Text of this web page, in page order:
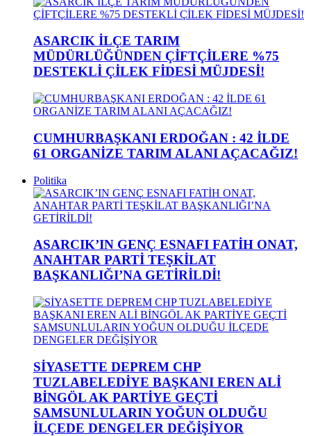
ASARCIK İLÇE TARIM
MÜDÜRLÜĞÜNDEN ÇİFTÇİLERE %75
DESTEKLİ ÇİLEK FİDESİ MÜJDESİ!
CUMHURBAŞKANI ERDOĞAN : 42 İLDE
61 ORGANİZE TARIM ALANI AÇACAĞIZ!
Politika
ASARCIK’IN GENÇ ESNAFI FATİH ONAT,
ANAHTAR PARTİ TEŞKİLAT
BAŞKANLIĞI’NA GETİRİLDİ!
SİYASETTE DEPREM CHP
TUZLABELEDİYE BAŞKANI EREN ALİ
BİNGÖL AK PARTİYE GEÇTİ
SAMSUNLULARIN YOĞUN OLDUĞU
İLÇEDE DENGELER DEĞİŞİYOR